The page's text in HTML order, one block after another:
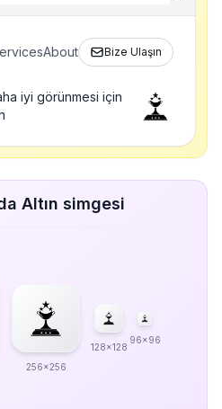
About Bize Ulaşın
iyi görünmesi için
Altın simgesi
256x256
128x128
96x96